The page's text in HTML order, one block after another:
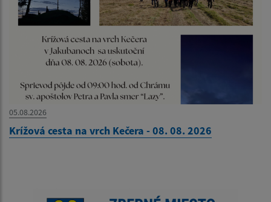
05.08.2026
Krížová cesta na vrch Kečera - 08. 08. 2026